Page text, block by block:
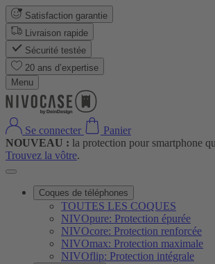
Satisfaction garantie
Livraison rapide
Sécurité testée
20 ans d’expertise
Menu
Se connecter
Panier
NOUVEAU : la protection pour smartphone
Trouvez la vôtre.
Coques de téléphones
TOUTES LES COQUES
NIVOpure: Protection épurée
NIVOcore: Protection renforcée
NIVOmax: Protection maximale
NIVOflip: Protection intégrale